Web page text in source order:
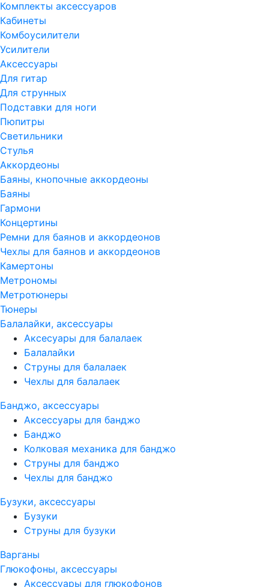
Комплекты аксессуаров
Кабинеты
Комбоусилители
Усилители
Аксессуары
Для гитар
Для струнных
Подставки для ноги
Пюпитры
Светильники
Стулья
Аккордеоны
Баяны, кнопочные аккордеоны
Баяны
Гармони
Концертины
Ремни для баянов и аккордеонов
Чехлы для баянов и аккордеонов
Камертоны
Метрономы
Метротюнеры
Тюнеры
Балалайки, аксессуары
Аксесуары для балалаек
Балалайки
Струны для балалаек
Чехлы для балалаек
Банджо, аксессуары
Аксессуары для банджо
Банджо
Колковая механика для банджо
Струны для банджо
Чехлы для банджо
Бузуки, аксессуары
Бузуки
Струны для бузуки
Варганы
Глюкофоны, аксессуары
Аксессуары для глюкофонов